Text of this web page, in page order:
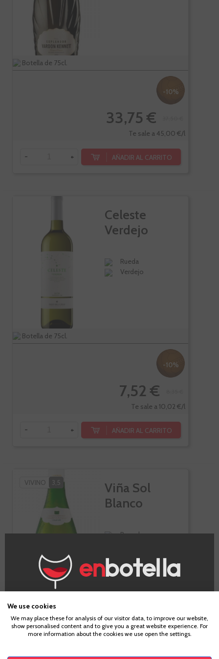
Botella de 75cl.
-10%
33,75 €
Te sale a 45,00 €/l
- + AÑADIR AL CARRITO
Celeste
Verdejo
Rueda
Verdejo
Botella de 75cl.
-10%
7,52 €
Te sale a 10,02 €/l
- + AÑADIR AL CARRITO
VIVINO 3,5
Viña Sol
Blanco
Penedes
Botella de 75cl.
-10%
¿Eres mayor de edad?
Para acceder a enbotella, debes tener la edad legal de
tu país de residencia, lo cual es suficiente para
We use cookies
We may place these for analysis of our visitor data, to improve our website,
show personalised content and to give you a great website experience. For
more information about the cookies we use open the settings.